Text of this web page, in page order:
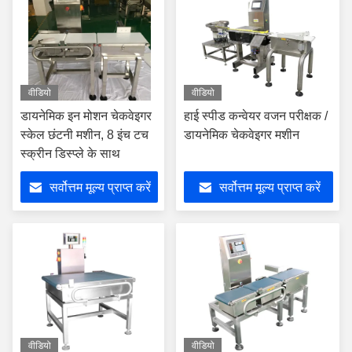
वीडियो
डायनेमिक इन मोशन चेकवेइगर
स्केल छंटनी मशीन, 8 इंच टच
स्क्रीन डिस्प्ले के साथ
सर्वोत्तम मूल्य प्राप्त करें
वीडियो
हाई स्पीड कन्वेयर वजन परीक्षक /
डायनेमिक चेकवेइगर मशीन
सर्वोत्तम मूल्य प्राप्त करें
वीडियो वीडियो